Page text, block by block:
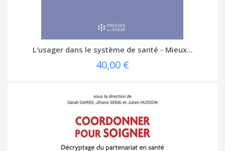
L'usager dans le système de santé - Mieux...
40,00 €